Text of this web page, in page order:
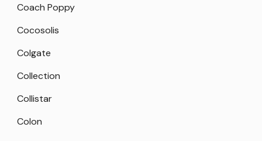
Coach Poppy
Cocosolis
Colgate
Collection
Collistar
Colon